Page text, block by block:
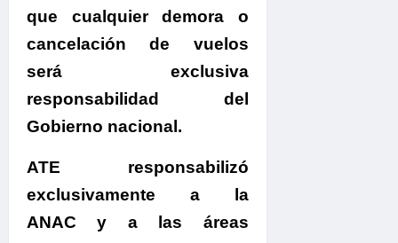
que cualquier demora o
cancelación de vuelos
será exclusiva
responsabilidad del
Gobierno nacional .
ATE responsabilizó
exclusivamente a la
ANAC y a las áreas